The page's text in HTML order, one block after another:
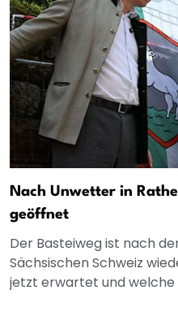
Nach Unwetter in
geöffnet
Der Basteiweg ist nach
Sächsischen Schweiz
jetzt erwartet und welche